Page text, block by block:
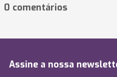
0 comentários
Assine a nossa